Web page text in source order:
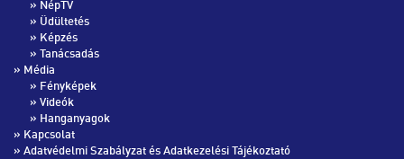
» NépTV
» Üdültetés
» Képzés
» Tanácsadás
» Média
» Fényképek
» Videók
» Hanganyagok
» Kapcsolat
» Adatvédelmi Szabályzat és Adatkezelési Tájékoztató